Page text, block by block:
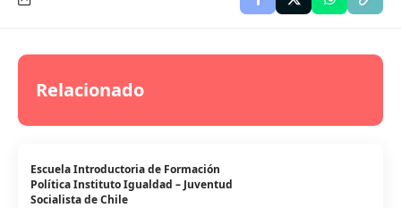
Relacionado
Escuela Introductoria de Formación
Política Instituto Igualdad – Juventud
Socialista de Chile